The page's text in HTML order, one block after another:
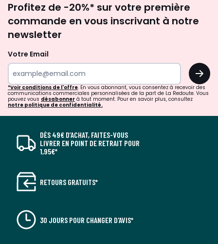
newsletter
Profitez de -20%* sur votre première
commande en vous inscrivant à notre
newsletter
Votre Email
OK
*Voir conditions de l'offre. En vous abonnant, vous consentez à recevoir des
communications commerciales personnalisées de la part de La Redoute. Vous
pouvez vous désabonner à tout moment. Pour en savoir plus, consultez
notre politique de confidentialité.
DÈS 49€ D’ACHAT, FAITES-VOUS
LIVRER EN POINT DE RETRAIT POUR
1,95€*
RETOURS GRATUITS*
30 JOURS POUR CHANGER D'AVIS*